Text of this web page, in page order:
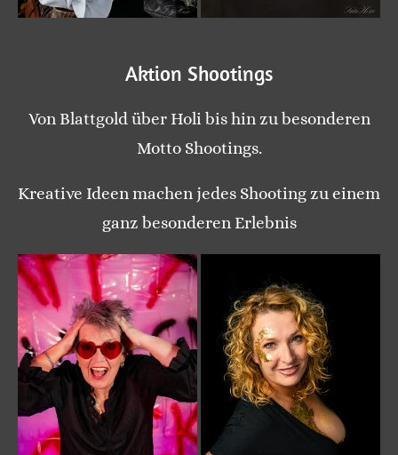
Aktion Shootings
Von Blattgold über Holi bis hin zu besonderen
Motto Shootings.
Kreative Ideen machen jedes Shooting zu einem
ganz besonderen Erlebnis